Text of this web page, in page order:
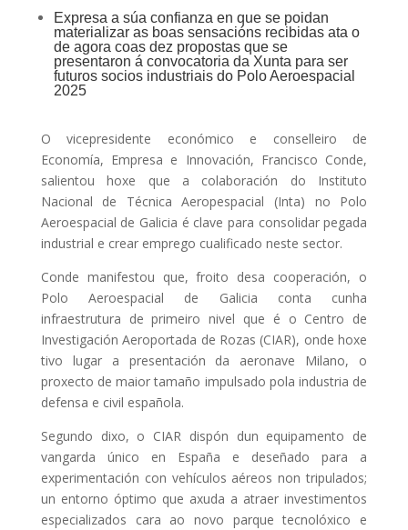
Expresa a súa confianza en que se poidan
materializar as boas sensacións recibidas ata o
de agora coas dez propostas que se
presentaron á convocatoria da Xunta para ser
futuros socios industriais do Polo Aeroespacial
2025
O vicepresidente económico e conselleiro de
Economía, Empresa e Innovación, Francisco Conde,
salientou hoxe que a colaboración do Instituto
Nacional de Técnica Aeropespacial (Inta) no Polo
Aeroespacial de Galicia é clave para consolidar pegada
industrial e crear emprego cualificado neste sector.
Conde manifestou que, froito desa cooperación, o
Polo Aeroespacial de Galicia conta cunha
infraestrutura de primeiro nivel que é o Centro de
Investigación Aeroportada de Rozas (CIAR), onde hoxe
tivo lugar a presentación da aeronave Milano, o
proxecto de maior tamaño impulsado pola industria de
defensa e civil española.
Segundo dixo, o CIAR dispón dun equipamento de
vangarda único en España e deseñado para a
experimentación con vehículos aéreos non tripulados;
un entorno óptimo que axuda a atraer investimentos
especializados cara ao novo parque tecnolóxico e